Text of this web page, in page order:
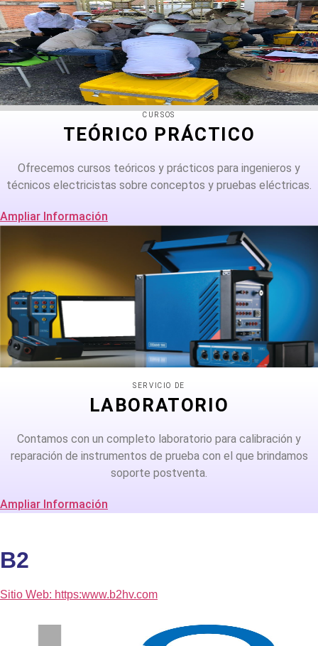
CURSOS
TEÓRICO PRÁCTICO
Ofrecemos cursos teóricos y prácticos para ingenieros y
técnicos electricistas sobre conceptos y pruebas eléctricas.
Ampliar Información
SERVICIO DE
LABORATORIO
Contamos con un completo laboratorio para calibración y
reparación de instrumentos de prueba con el que brindamos
soporte postventa.
Ampliar Información
B2
Sitio Web: https:www.b2hv.com